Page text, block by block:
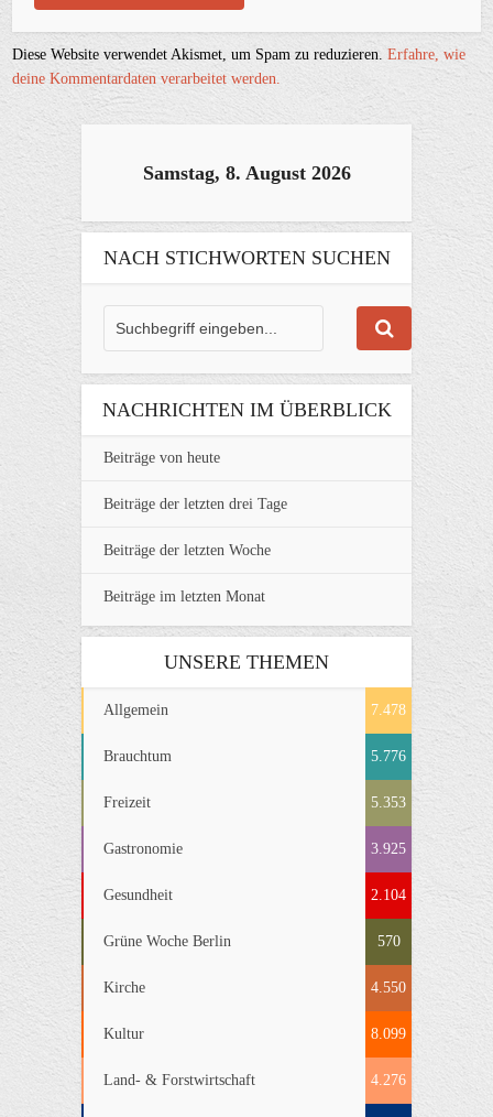
Diese Website verwendet Akismet, um Spam zu reduzieren.Erfahre, wie
deine Kommentardaten verarbeitet werden.
Samstag, 8. August 2026
NACH STICHWORTEN SUCHEN
NACHRICHTEN IM ÜBERBLICK
Beiträge von heute
Beiträge der letzten drei Tage
Beiträge der letzten Woche
Beiträge im letzten Monat
UNSERE THEMEN
Allgemein 7.478
Brauchtum 5.776
Freizeit 5.353
Gastronomie 3.925
Gesundheit 2.104
Grüne Woche Berlin 570
Kirche 4.550
Kultur 8.099
Land- & Forstwirtschaft 4.276